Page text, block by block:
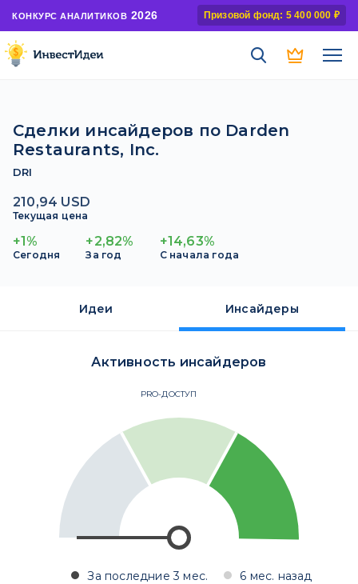
КОНКУРС АНАЛИТИКОВ 2026 Призовой фонд: 5 400 000 ₽
Сделки инсайдеров по Darden
Restaurants, Inc.
DRI
210,94 USD
Текущая цена
+1%
Сегодня
+2,82%
За год
+14,63%
С начала года
Идеи Инсайдеры
Активность инсайдеров
PRO-ДОСТУП
За последние 3 мес. 6 мес. назад